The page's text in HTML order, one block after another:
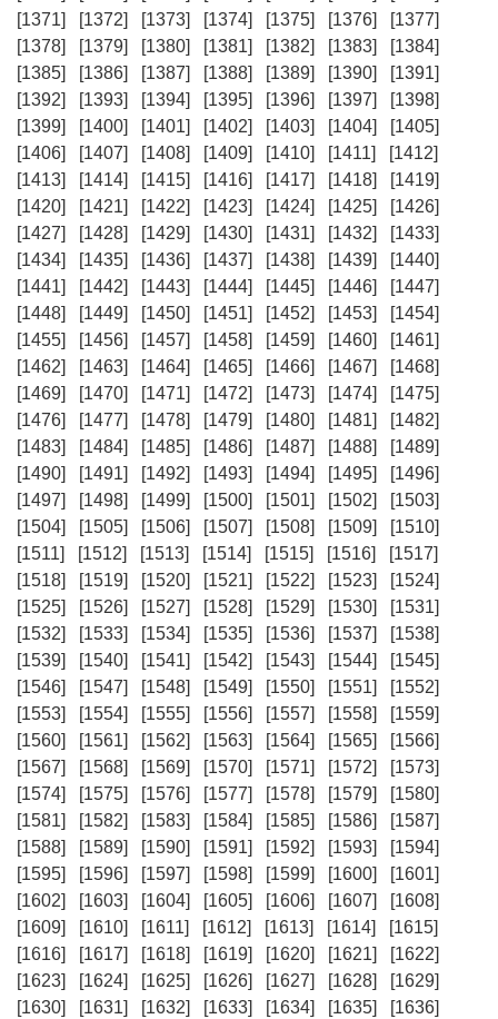
[1371]
[1372] [1373] [1374] [1375] [1376]
[1377]
[1378]
[1379] [1380] [1381] [1382] [1383]
[1384]
[1385]
[1386] [1387] [1388] [1389] [1390]
[1391]
[1392]
[1393] [1394] [1395] [1396] [1397]
[1398]
[1399]
[1400] [1401] [1402] [1403] [1404]
[1405]
[1406]
[1407] [1408] [1409] [1410] [1411]
[1412]
[1413]
[1414] [1415] [1416] [1417] [1418]
[1419]
[1420]
[1421] [1422] [1423] [1424] [1425]
[1426]
[1427]
[1428] [1429] [1430] [1431] [1432]
[1433]
[1434]
[1435] [1436] [1437] [1438] [1439]
[1440]
[1441]
[1442] [1443] [1444] [1445] [1446]
[1447]
[1448]
[1449] [1450] [1451] [1452] [1453]
[1454]
[1455]
[1456] [1457] [1458] [1459] [1460]
[1461]
[1462]
[1463] [1464] [1465] [1466] [1467]
[1468]
[1469]
[1470] [1471] [1472] [1473] [1474]
[1475]
[1476]
[1477] [1478] [1479] [1480] [1481]
[1482]
[1483]
[1484] [1485] [1486] [1487] [1488]
[1489]
[1490]
[1491] [1492] [1493] [1494] [1495]
[1496]
[1497]
[1498] [1499] [1500] [1501] [1502]
[1503]
[1504]
[1505] [1506] [1507] [1508] [1509]
[1510]
[1511]
[1512] [1513] [1514] [1515] [1516]
[1517]
[1518]
[1519] [1520] [1521] [1522] [1523]
[1524]
[1525]
[1526] [1527] [1528] [1529] [1530]
[1531]
[1532]
[1533] [1534] [1535] [1536] [1537]
[1538]
[1539]
[1540] [1541] [1542] [1543] [1544]
[1545]
[1546]
[1547] [1548] [1549] [1550] [1551]
[1552]
[1553]
[1554] [1555] [1556] [1557] [1558]
[1559]
[1560]
[1561] [1562] [1563] [1564] [1565]
[1566]
[1567]
[1568] [1569] [1570] [1571] [1572]
[1573]
[1574]
[1575] [1576] [1577] [1578] [1579]
[1580]
[1581]
[1582] [1583] [1584] [1585] [1586]
[1587]
[1588]
[1589] [1590] [1591] [1592] [1593]
[1594]
[1595]
[1596] [1597] [1598] [1599] [1600]
[1601]
[1602]
[1603] [1604] [1605] [1606] [1607]
[1608]
[1609]
[1610] [1611] [1612] [1613] [1614]
[1615]
[1616]
[1617] [1618] [1619] [1620] [1621]
[1622]
[1623]
[1624] [1625] [1626] [1627] [1628]
[1629]
[1630]
[1631] [1632] [1633] [1634] [1635]
[1636]